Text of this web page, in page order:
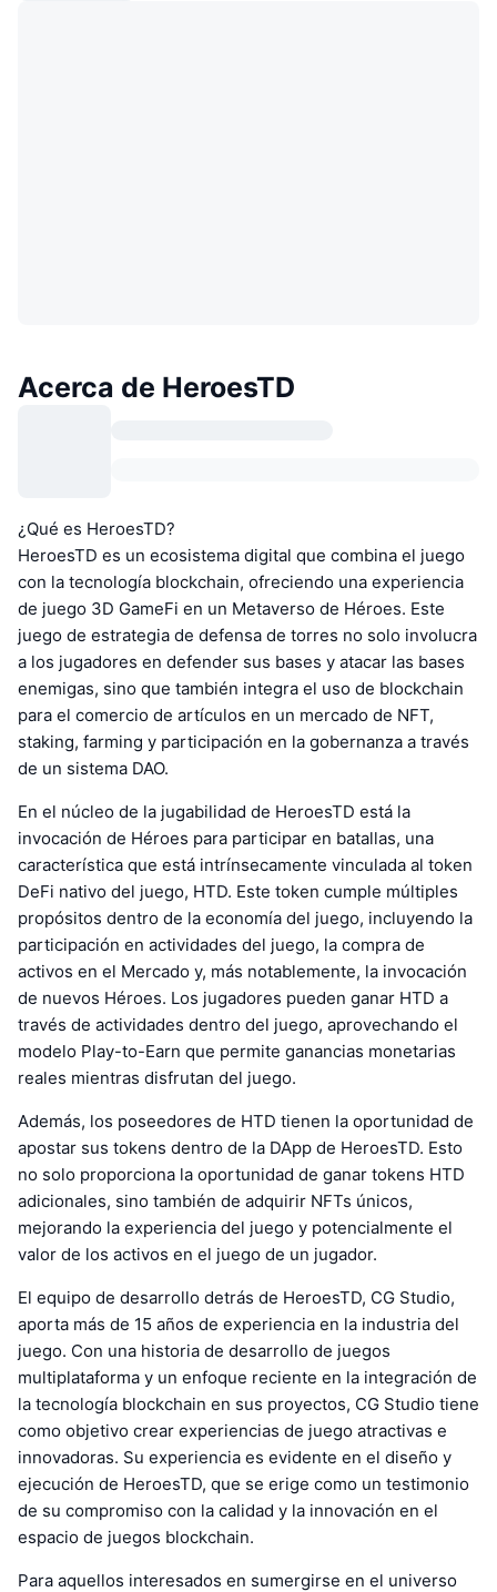
Acerca de HeroesTD
¿Qué es HeroesTD?
HeroesTD es un ecosistema digital que combina el juego
con la tecnología blockchain, ofreciendo una experiencia
de juego 3D GameFi en un Metaverso de Héroes. Este
juego de estrategia de defensa de torres no solo involucra
a los jugadores en defender sus bases y atacar las bases
enemigas, sino que también integra el uso de blockchain
para el comercio de artículos en un mercado de NFT,
staking, farming y participación en la gobernanza a través
de un sistema DAO.
En el núcleo de la jugabilidad de HeroesTD está la
invocación de Héroes para participar en batallas, una
característica que está intrínsecamente vinculada al token
DeFi nativo del juego, HTD. Este token cumple múltiples
propósitos dentro de la economía del juego, incluyendo la
participación en actividades del juego, la compra de
activos en el Mercado y, más notablemente, la invocación
de nuevos Héroes. Los jugadores pueden ganar HTD a
través de actividades dentro del juego, aprovechando el
modelo Play-to-Earn que permite ganancias monetarias
reales mientras disfrutan del juego.
Además, los poseedores de HTD tienen la oportunidad de
apostar sus tokens dentro de la DApp de HeroesTD. Esto
no solo proporciona la oportunidad de ganar tokens HTD
adicionales, sino también de adquirir NFTs únicos,
mejorando la experiencia del juego y potencialmente el
valor de los activos en el juego de un jugador.
El equipo de desarrollo detrás de HeroesTD, CG Studio,
aporta más de 15 años de experiencia en la industria del
juego. Con una historia de desarrollo de juegos
multiplataforma y un enfoque reciente en la integración de
la tecnología blockchain en sus proyectos, CG Studio tiene
como objetivo crear experiencias de juego atractivas e
innovadoras. Su experiencia es evidente en el diseño y
ejecución de HeroesTD, que se erige como un testimonio
de su compromiso con la calidad y la innovación en el
espacio de juegos blockchain.
Para aquellos interesados en sumergirse en el universo